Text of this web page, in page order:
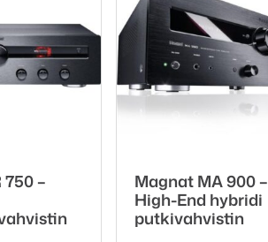
> 70dB ’A’-painotettuna
50k ohmia (MM)
IEC ±0,5dB 20Hz – 20kHz
–
Magnat MA 900 –
High-End hybridi
putkivahvistin